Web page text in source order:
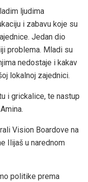
ljudima
i zabavu koje su
Jedan dio
problema. Mladi su
nedostaje i kakav
lokalnoj zajednici.
i grickalice, te nastup
Vision Boardove na
Ilijaš u narednom
politike prema